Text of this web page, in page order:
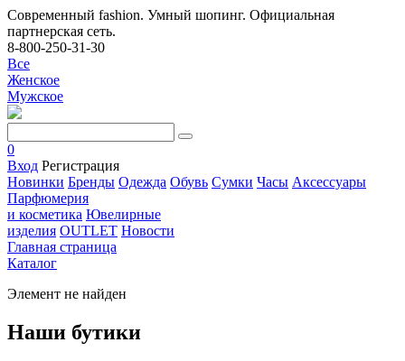
Современный fashion. Умный шопинг. Официальная
партнерская сеть.
8-800-250-31-30
Все
Женское
Мужское
0
Вход Регистрация
Новинки Бренды Одежда Обувь Сумки Часы Аксессуары
Парфюмерия
и косметика Ювелирные
изделия OUTLET Новости
Главная страница
Каталог
Элемент не найден
Наши бутики